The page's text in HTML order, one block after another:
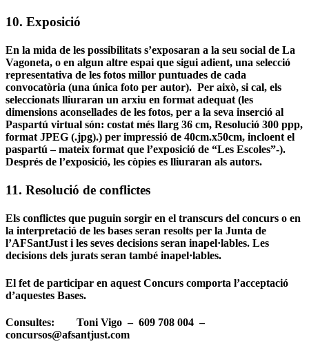
10. Exposició
En la mida de les possibilitats s’exposaran a la seu social de La
Vagoneta, o en algun altre espai que sigui adient, una selecció
representativa de les fotos millor puntuades de cada
convocatòria (una única foto per autor). Per això, si cal, els
seleccionats lliuraran un arxiu en format adequat (les
dimensions aconsellades de les fotos, per a la seva inserció al
Paspartú virtual són: costat més llarg 36 cm, Resolució 300 ppp,
format JPEG (.jpg).) per impressió de 40cm.x50cm, incloent el
paspartú – mateix format que l’exposició de “Les Escoles”-).
Després de l’exposició, les còpies es lliuraran als autors.
11. Resolució de conflictes
Els conflictes que puguin sorgir en el transcurs del concurs o en
la interpretació de les bases seran resolts per la Junta de
l’AFSantJust i les seves decisions seran inapel·lables. Les
decisions dels jurats seran també inapel·lables.
El fet de participar en aquest Concurs comporta l’acceptació
d’aquestes Bases.
Consultes: Toni Vigo – 609 708 004 –
concursos@afsantjust.com